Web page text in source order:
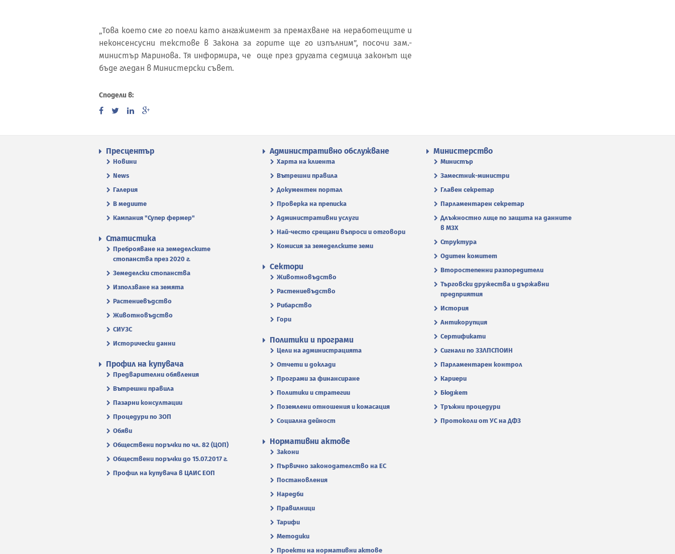
„Това което сме го поели като ангажимент за премахване на неработещите и
неконсенсусни текстове в Закона за горите ще го изпълним”, посочи зам.-
министър Маринова. Тя информира, че още през другата седмица законът ще
бъде гледан в Министерски съвет.
Сподели в:
Пресцентър
Новини
News
Галерия
В медиите
Кампания "Супер фермер"
Административно обслужване
Харта на клиента
Вътрешни правила
Документен портал
Проверка на преписка
Административни услуги
Най-често срещани въпроси и отговори
Комисия за земеделските земи
Министерство
Министър
Заместник-министри
Главен секретар
Парламентарен секретар
Длъжностно лице по защита на данните
в МЗХ
Структура
Одитен комитет
Второстепенни разпоредители
Търговски дружества и държавни
предприятия
История
Антикорупция
Сертификати
Сигнали по ЗЗЛПСПОИН
Парламентарен контрол
Кариери
Бюджет
Тръжни процедури
Протоколи от УС на ДФЗ
Статистика
Преброяване на земеделските
стопанства през 2020 г.
Земеделски стопанства
Използване на земята
Растениевъдство
Животновъдство
СИУЗС
Исторически данни
Сектори
Животновъдство
Растениевъдство
Рибарство
Гори
Политики и програми
Цели на администрацията
Отчети и доклади
Програми за финансиране
Политики и стратегии
Поземлени отношения и комасация
Социална дейност
Профил на купувача
Предварителни обявления
Вътрешни правила
Пазарни консултации
Процедури по ЗОП
Обяви
Обществени поръчки по чл. 82 (ЦОП)
Обществени поръчки до 15.07.2017 г.
Профил на купувача в ЦАИС ЕОП
Нормативни актове
Закони
Първично законодателство на ЕС
Постановления
Наредби
Правилници
Тарифи
Методики
Проекти на нормативни актове